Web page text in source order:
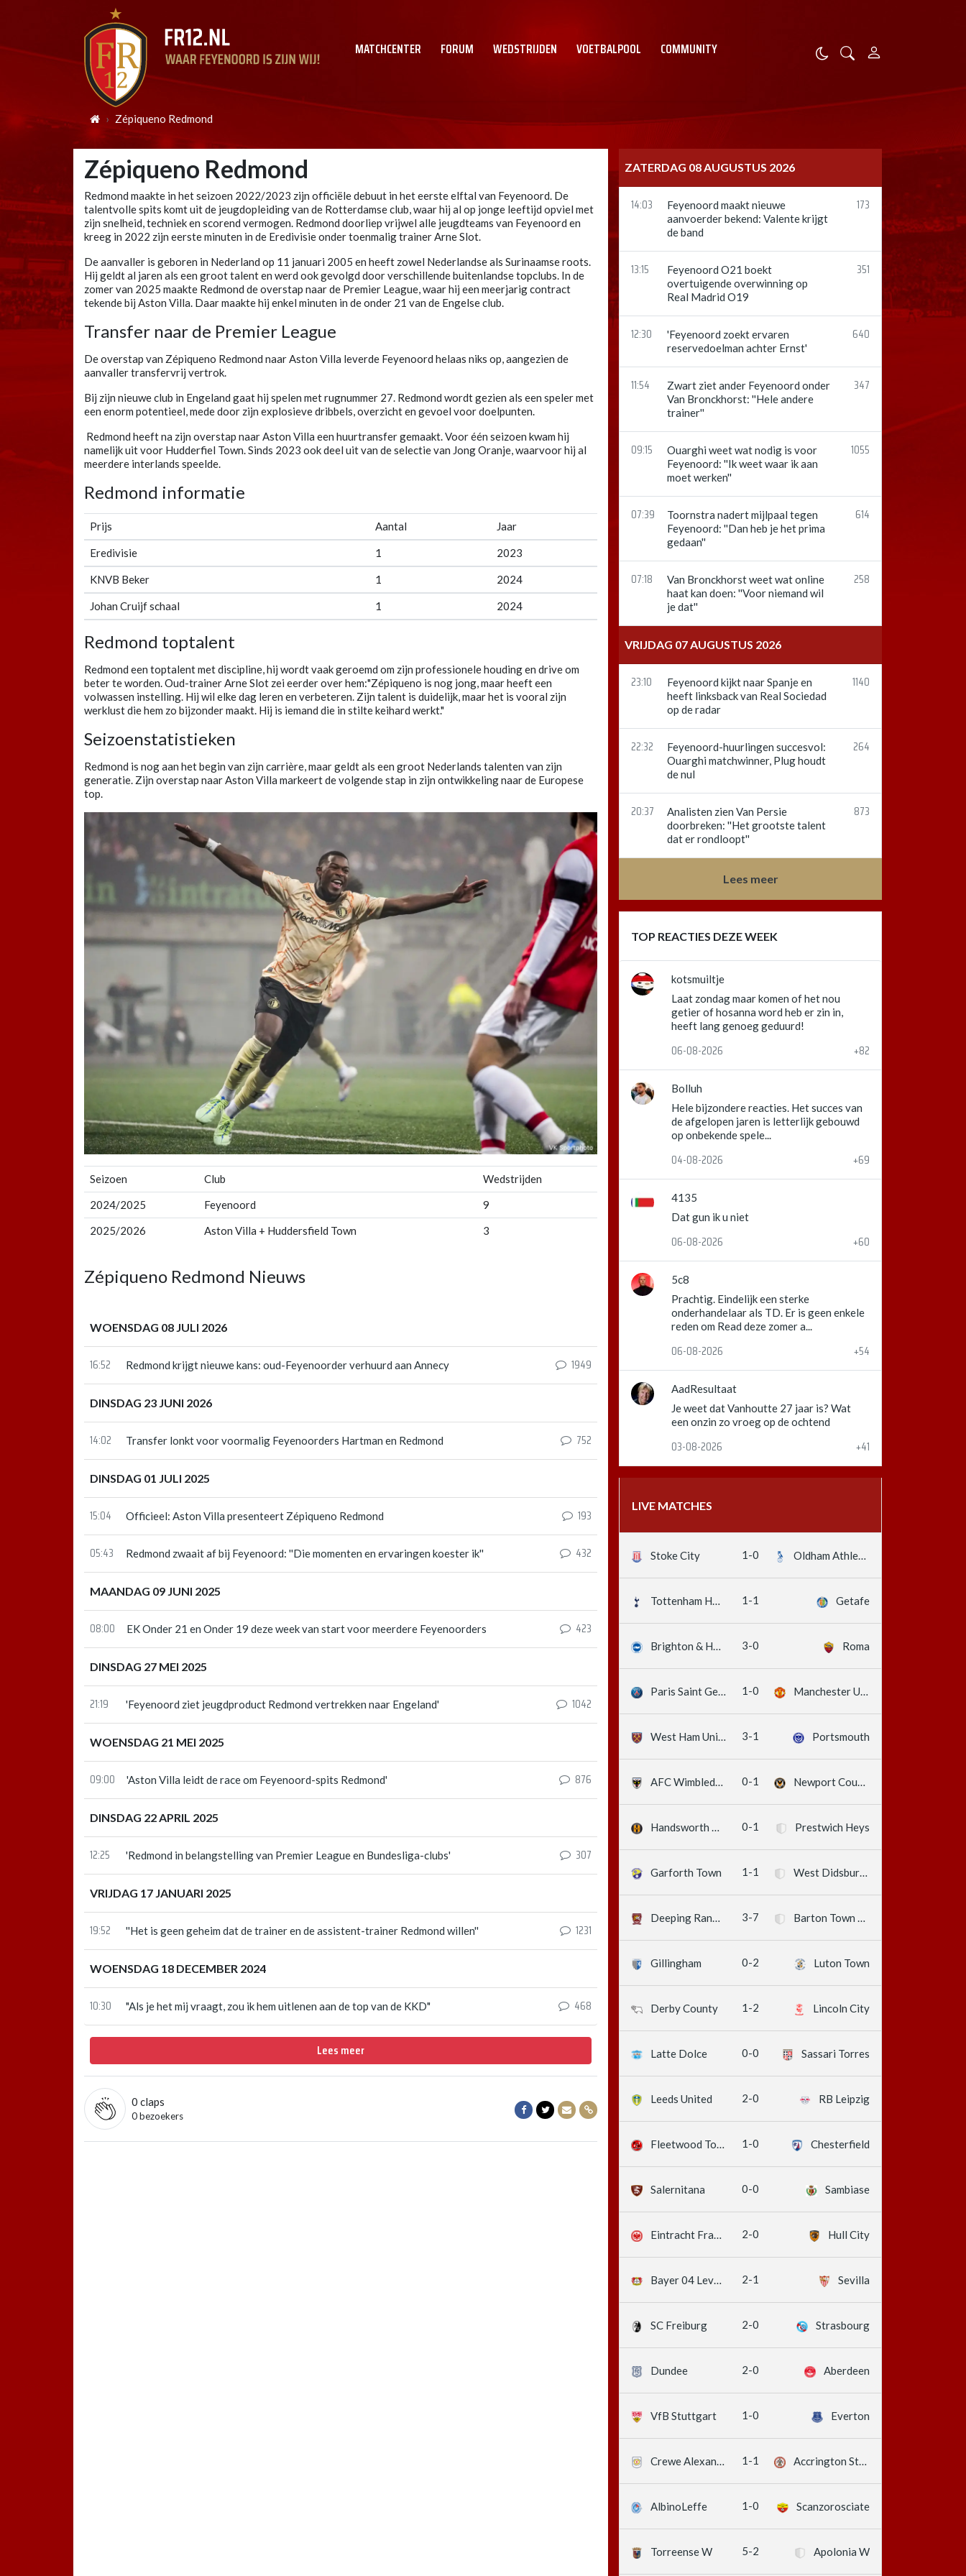
MATCHCENTER FORUM WEDSTRIJDEN VOETBALPOOL COMMUNITY
Zépiqueno Redmond
Zépiqueno Redmond
Redmond maakte in het seizoen 2022/2023 zijn officiële debuut in het eerste elftal van Feyenoord. De
talentvolle spits komt uit de jeugdopleiding van de Rotterdamse club, waar hij al op jonge leeftijd opviel met
zijn snelheid, techniek en scorend vermogen. Redmond doorliep vrijwel alle jeugdteams van Feyenoord en
kreeg in 2022 zijn eerste minuten in de Eredivisie onder toenmalig trainer Arne Slot.
De aanvaller is geboren in Nederland op 11 januari 2005 en heeft zowel Nederlandse als Surinaamse roots.
Hij geldt al jaren als een groot talent en werd ook gevolgd door verschillende buitenlandse topclubs. In de
zomer van 2025 maakte Redmond de overstap naar de Premier League, waar hij een meerjarig contract
tekende bij Aston Villa. Daar maakte hij enkel minuten in de onder 21 van de Engelse club.
Transfer naar de Premier League
De overstap van Zépiqueno Redmond naar Aston Villa leverde Feyenoord helaas niks op, aangezien de
aanvaller transfervrij vertrok.
Bij zijn nieuwe club in Engeland gaat hij spelen met rugnummer 27. Redmond wordt gezien als een speler met
een enorm potentieel, mede door zijn explosieve dribbels, overzicht en gevoel voor doelpunten.
Redmond heeft na zijn overstap naar Aston Villa een huurtransfer gemaakt. Voor één seizoen kwam hij
namelijk uit voor Hudderfiel Town. Sinds 2023 ook deel uit van de selectie van Jong Oranje, waarvoor hij al
meerdere interlands speelde.
Redmond informatie
Prijs Aantal Jaar
Eredivisie 1 2023
KNVB Beker 1 2024
Johan Cruijf schaal 1 2024
Redmond toptalent
Redmond een toptalent met discipline, hij wordt vaak geroemd om zijn professionele houding en drive om
beter te worden. Oud-trainer Arne Slot zei eerder over hem:"Zépiqueno is nog jong, maar heeft een
volwassen instelling. Hij wil elke dag leren en verbeteren. Zijn talent is duidelijk, maar het is vooral zijn
werklust die hem zo bijzonder maakt. Hij is iemand die in stilte keihard werkt."
Seizoenstatistieken
Redmond is nog aan het begin van zijn carrière, maar geldt als een groot Nederlands talenten van zijn
generatie. Zijn overstap naar Aston Villa markeert de volgende stap in zijn ontwikkeling naar de Europese
top.
Seizoen Club
Wedstrijden
2024/2025
Feyenoord
9
2025/2026
Aston Villa + Huddersfield Town 3
Zépiqueno Redmond Nieuws
WOENSDAG 08 JULI 2026
16:52 Redmond krijgt nieuwe kans: oud-Feyenoorder verhuurd aan Annecy 1949
DINSDAG 23 JUNI 2026
14:02 Transfer lonkt voor voormalig Feyenoorders Hartman en Redmond 752
DINSDAG 01 JULI 2025
15:04 Officieel: Aston Villa presenteert Zépiqueno Redmond 193
05:43 Redmond zwaait af bij Feyenoord: ''Die momenten en ervaringen koester ik'' 432
MAANDAG 09 JUNI 2025
08:00 EK Onder 21 en Onder 19 deze week van start voor meerdere Feyenoorders 423
DINSDAG 27 MEI 2025
21:19 'Feyenoord ziet jeugdproduct Redmond vertrekken naar Engeland' 1042
WOENSDAG 21 MEI 2025
09:00 'Aston Villa leidt de race om Feyenoord-spits Redmond' 876
DINSDAG 22 APRIL 2025
12:25 'Redmond in belangstelling van Premier League en Bundesliga-clubs' 307
VRIJDAG 17 JANUARI 2025
19:52 ''Het is geen geheim dat de trainer en de assistent-trainer Redmond willen'' 1231
WOENSDAG 18 DECEMBER 2024
10:30 "Als je het mij vraagt, zou ik hem uitlenen aan de top van de KKD" 468
Lees meer
0 claps
0 bezoekers
Delen op Facebook
Delen op Twitter
Delen via Mail
Delen via link
ZATERDAG 08 AUGUSTUS 2026
14:03
Feyenoord maakt nieuwe
aanvoerder bekend: Valente krijgt
de band
173
13:15
Feyenoord O21 boekt
overtuigende overwinning op
Real Madrid O19
351
12:30
'Feyenoord zoekt ervaren
reservedoelman achter Ernst'
640
11:54
Zwart ziet ander Feyenoord onder
Van Bronckhorst: ''Hele andere
trainer''
347
09:15
Ouarghi weet wat nodig is voor
Feyenoord: ''Ik weet waar ik aan
moet werken''
1055
07:39
Toornstra nadert mijlpaal tegen
Feyenoord: ''Dan heb je het prima
gedaan''
614
07:18
Van Bronckhorst weet wat online
haat kan doen: ''Voor niemand wil
je dat''
258
VRIJDAG 07 AUGUSTUS 2026
23:10
Feyenoord kijkt naar Spanje en
heeft linksback van Real Sociedad
op de radar
1140
22:32
Feyenoord-huurlingen succesvol:
Ouarghi matchwinner, Plug houdt
de nul
264
20:37
Analisten zien Van Persie
doorbreken: ''Het grootste talent
dat er rondloopt''
873
Lees meer
TOP REACTIES DEZE WEEK
kotsmuiltje
Laat zondag maar komen of het nou
getier of hosanna word heb er zin in,
heeft lang genoeg geduurd!
06-08-2026 +82
Bolluh
Hele bijzondere reacties. Het succes van
de afgelopen jaren is letterlijk gebouwd
op onbekende spele...
04-08-2026 +69
4135
Dat gun ik u niet
06-08-2026 +60
5c8
Prachtig. Eindelijk een sterke
onderhandelaar als TD. Er is geen enkele
reden om Read deze zomer a...
06-08-2026 +54
AadResultaat
Je weet dat Vanhoutte 27 jaar is? Wat
een onzin zo vroeg op de ochtend
03-08-2026 +41
LIVE MATCHES
Stoke City 1-0 Oldham Athletic
Tottenham Hotspur 1-1 Getafe
Brighton & Hove Albion 3-0 Roma
Paris Saint Germain 1-0 Manchester United
West Ham United 3-1 Portsmouth
AFC Wimbledon 0-1 Newport County
Handsworth Parramore 0-1 Prestwich Heys
Garforth Town 1-1 West Didsbury & Chorlton
Deeping Rangers 3-7 Barton Town Old Boys
Gillingham 0-2 Luton Town
Derby County 1-2 Lincoln City
Latte Dolce 0-0 Sassari Torres
Leeds United 2-0 RB Leipzig
Fleetwood Town 1-0 Chesterfield
Salernitana 0-0 Sambiase
Eintracht Frankfurt 2-0 Hull City
Bayer 04 Leverkusen 2-1 Sevilla
SC Freiburg 2-0 Strasbourg
Dundee 2-0 Aberdeen
VfB Stuttgart 1-0 Everton
Crewe Alexandra 1-1 Accrington Stanley
AlbinoLeffe 1-0 Scanzorosciate
Torreense W 5-2 Apolonia W